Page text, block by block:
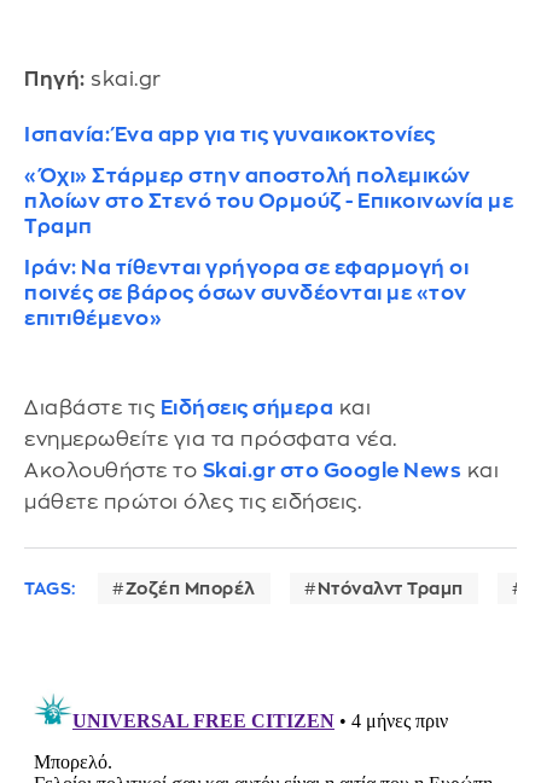
Πηγή: skai.gr
Ισπανία: Ένα app για τις γυναικοκτονίες
«Όχι» Στάρμερ στην αποστολή πολεμικών
πλοίων στο Στενό του Ορμούζ - Επικοινωνία με
Τραμπ
Ιράν: Να τίθενται γρήγορα σε εφαρμογή οι
ποινές σε βάρος όσων συνδέονται με «τον
επιτιθέμενο»
Διαβάστε τις Ειδήσεις σήμερα και
ενημερωθείτε για τα πρόσφατα νέα.
Ακολουθήστε το Skai.gr στο Google News και
μάθετε πρώτοι όλες τις ειδήσεις.
TAGS: Ζοζέπ Μπορέλ Ντόναλντ Τραμπ